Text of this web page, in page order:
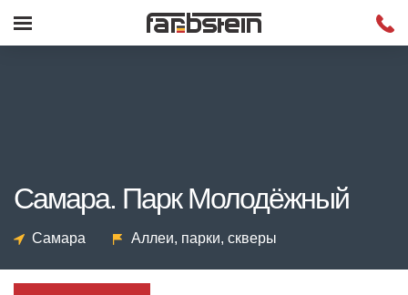
Самара. Парк Молодёжный
Самара Аллеи, парки, скверы